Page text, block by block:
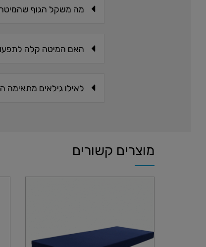
מה משקל הגוף
האם המיטה קלה
לאילו גילאים מתאימה
מוצרים קשורים